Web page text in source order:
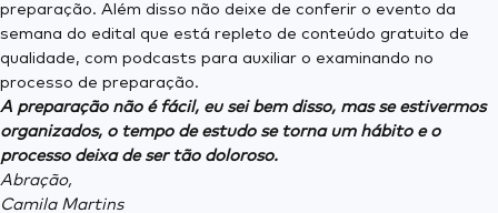
preparação. Além disso não deixe de conferir o evento da
semana do edital que está repleto de conteúdo gratuito de
qualidade, com podcasts para auxiliar o examinando no
processo de preparação.
A preparação não é fácil, eu sei bem disso, mas se estivermos
organizados, o tempo de estudo se torna um hábito e o
processo deixa de ser tão doloroso.
Abração,
Camila Martins